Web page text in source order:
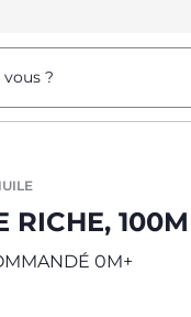
?
RICHE,
0M+